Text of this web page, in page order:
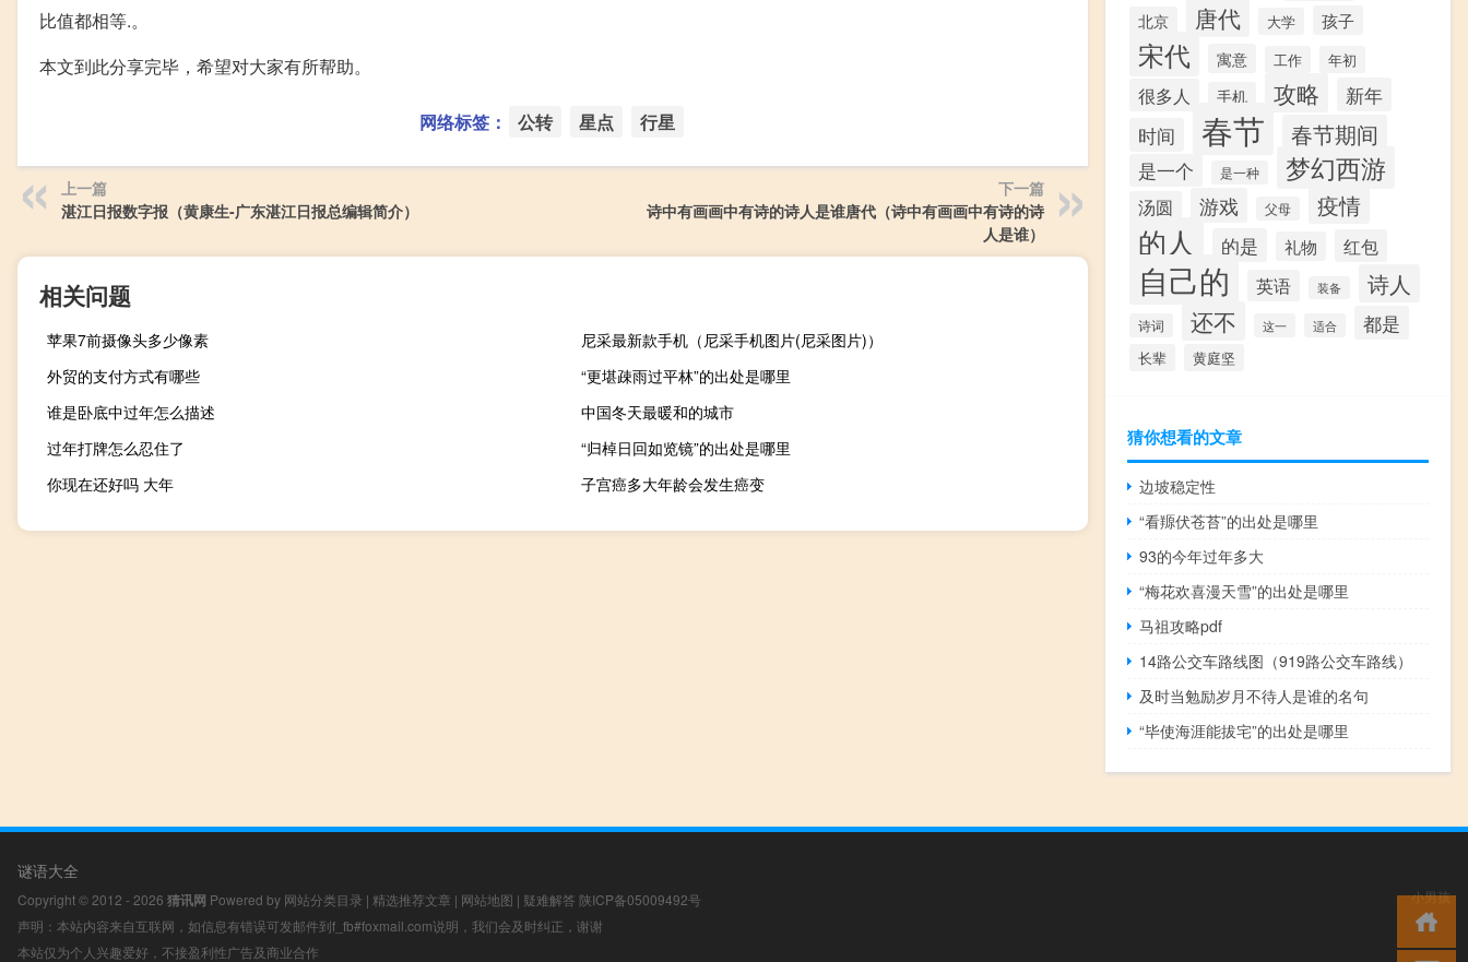
比值都相等.。
本文到此分享完毕，希望对大家有所帮助。
网络标签： 公转 星点 行星
上一篇
湛江日报数字报（黄康生-广东湛江日报总编辑简介）
下一篇
诗中有画画中有诗的诗人是谁唐代（诗中有画画中有诗的诗
人是谁）
相关问题
苹果7前摄像头多少像素
尼采最新款手机（尼采手机图片(尼采图片)）
外贸的支付方式有哪些
“更堪疎雨过平林”的出处是哪里
谁是卧底中过年怎么描述
中国冬天最暖和的城市
过年打牌怎么忍住了
“归棹日回如览镜”的出处是哪里
你现在还好吗 大年
子宫癌多大年龄会发生癌变
北京 唐代 大学 孩子
宋代 寓意 工作 年初
很多人 手机 攻略
新年
时间
春节 春节期间
是一个 是一种 梦幻西游
汤圆 游戏 父母 疫情
的人 的是 礼物 红包
自己的 英语 装备 诗人
诗词 还不 这一 适合 都是
长辈 黄庭坚
猜你想看的文章
边坡稳定性
“看羱伏苍苔”的出处是哪里
93的今年过年多大
“梅花欢喜漫天雪”的出处是哪里
马祖攻略pdf
14路公交车路线图（919路公交车路线）
及时当勉励岁月不待人是谁的名句
“毕使海涯能拔宅”的出处是哪里
谜语大全
Copyright © 2012 - 2026 猜讯网 Powered by 网站分类目录 | 精选推荐文章 | 网站地图 | 疑难解答 陕ICP备05009492号
声明：本站内容来自互联网，如信息有错误可发邮件到f_fb#foxmail.com说明，我们会及时纠正，谢谢
本站仅为个人兴趣爱好，不接盈利性广告及商业合作
小男孩